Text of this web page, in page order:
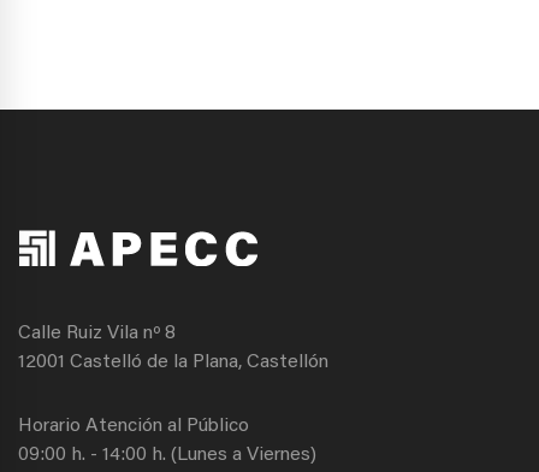
Calle Ruiz Vila nº 8
12001 Castelló de la Plana, Castellón
Horario Atención al Público
09:00 h. - 14:00 h. (Lunes a Viernes)